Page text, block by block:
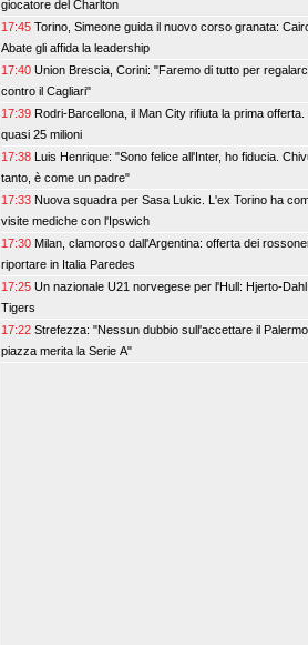
giocatore del Charlton
17:45 Torino, Simeone guida il nuovo corso granata:
Abate gli affida la leadership
17:40 Union Brescia, Corini: "Faremo di tutto per
contro il Cagliari"
17:39 Rodri-Barcellona, il Man City rifiuta la prima
quasi 25 milioni
17:38 Luis Henrique: "Sono felice all'Inter, ho fiducia.
tanto, è come un padre"
17:33 Nuova squadra per Sasa Lukic. L'ex Torino ha
visite mediche con l'Ipswich
17:30 Milan, clamoroso dall'Argentina: offerta dei
riportare in Italia Paredes
17:25 Un nazionale U21 norvegese per l'Hull: Hjerto-
Tigers
17:22 Strefezza: "Nessun dubbio sull'accettare il
piazza merita la Serie A"